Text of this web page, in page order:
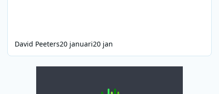
David Peeters20 januari20 jan